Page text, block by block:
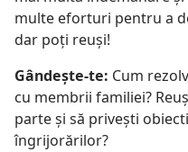
multe eforturi pentru a
dar poţi reuşi!
Gândeşte-te: Cum
cu membrii familiei?
parte şi să priveşti
îngrijorărilor?